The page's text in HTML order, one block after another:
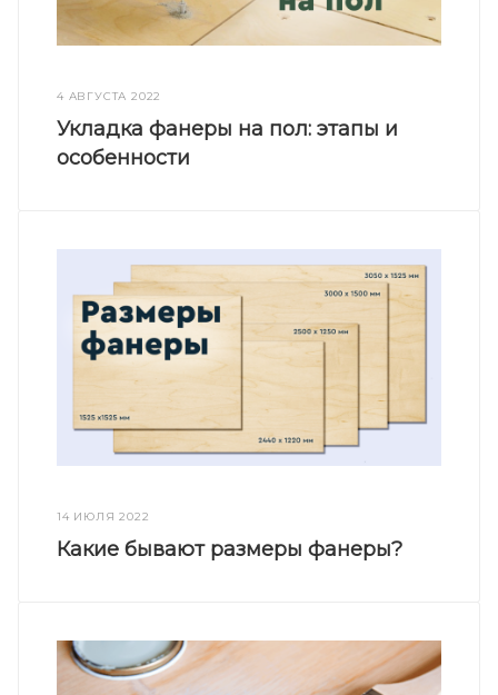
4 АВГУСТА 2022
Укладка фанеры на пол: этапы и
особенности
14 ИЮЛЯ 2022
Какие бывают размеры фанеры?